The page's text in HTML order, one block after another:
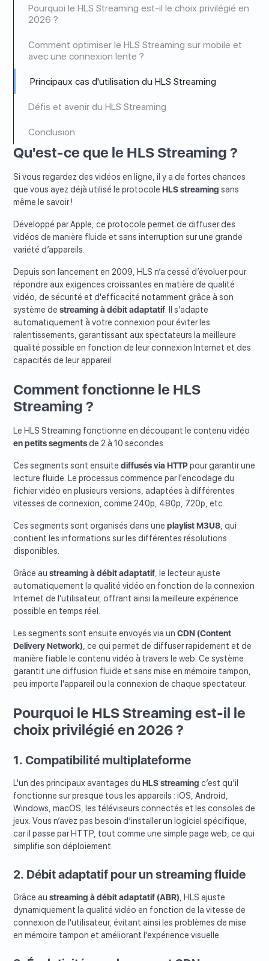
Pourquoi le HLS Streaming est-il le choix privilégié en
2026 ?
Comment optimiser le HLS Streaming sur mobile et
avec une connexion lente ?
Principaux cas d'utilisation du HLS Streaming
Défis et avenir du HLS Streaming
Conclusion
Qu'est-ce que le HLS Streaming ?
Si vous regardez des vidéos en ligne, il y a de fortes chances
que vous ayez déjà utilisé le protocoleHLS streaming sans
même le savoir !
Développé par Apple, ce protocole permet de diffuser des
vidéos de manière fluide et sans interruption sur une grande
variété d’appareils.
Depuis son lancement en 2009, HLS n’a cessé d’évoluer pour
répondre aux exigences croissantes en matière de qualité
vidéo, de sécurité et d'efficacité notamment grâce à son
système destreaming à débit adaptatif. Il s’adapte
automatiquement à votre connexion pour éviter les
ralentissements, garantissant aux spectateurs la meilleure
qualité possible en fonction de leur connexion Internet et des
capacités de leur appareil.
Comment fonctionne le HLS
Streaming ?
Le HLS Streaming fonctionne en découpant le contenu vidéo
en petits segments de 2 à 10 secondes.
Ces segments sont ensuitediffusés via HTTPpour garantir une
lecture fluide. Le processus commence par l'encodage du
fichier vidéo en plusieurs versions, adaptées à différentes
vitesses de connexion, comme 240p, 480p, 720p, etc.
Ces segments sont organisés dans uneplaylist M3U8, qui
contient les informations sur les différentes résolutions
disponibles.
Grâce austreaming à débit adaptatif, le lecteur ajuste
automatiquement la qualité vidéo en fonction de la connexion
Internet de l'utilisateur, offrant ainsi la meilleure expérience
possible en temps réel.
Les segments sont ensuite envoyés via unCDN (Content
Delivery Network), ce qui permet de diffuser rapidement et de
manière fiable le contenu vidéo à travers le web. Ce système
garantit une diffusion fluide et sans mise en mémoire tampon,
peu importe l'appareil ou la connexion de chaque spectateur.
Pourquoi le HLS Streaming est-il le
choix privilégié en 2026 ?
1. Compatibilité multiplateforme
L'un des principaux avantages duHLS streaming c’est qu’il
fonctionne sur presque tous les appareils : iOS, Android,
Windows, macOS, les téléviseurs connectés et les consoles de
jeux. Vous n’avez pas besoin d’installer un logiciel spécifique,
car il passe par HTTP, tout comme une simple page web, ce qui
simplifie son déploiement.
2. Débit adaptatif pour un streaming fluide
Grâce austreaming à débit adaptatif (ABR), HLS ajuste
dynamiquement la qualité vidéo en fonction de la vitesse de
connexion de l'utilisateur, évitant ainsi les problèmes de mise
en mémoire tampon et améliorant l'expérience visuelle.